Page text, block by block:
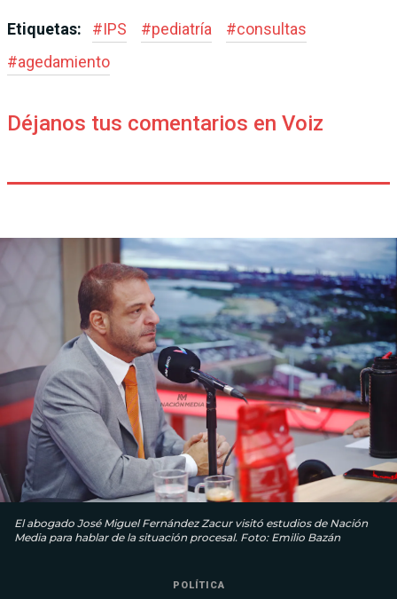
Etiquetas: #IPS #pediatría #consultas
#agedamiento
Déjanos tus comentarios en Voiz
El abogado José Miguel Fernández Zacur visitó estudios de Nación
Media para hablar de la situación procesal. Foto: Emilio Bazán
POLÍTICA